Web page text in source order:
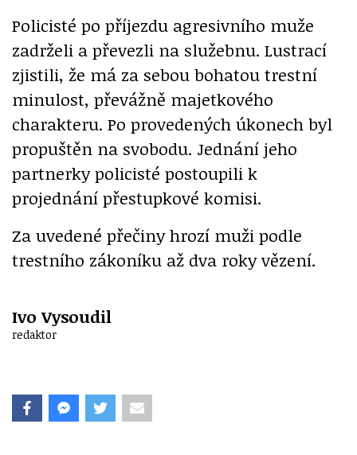
Policisté po příjezdu agresivního muže
zadrželi a převezli na služebnu. Lustrací
zjistili, že má za sebou bohatou trestní
minulost, převážně majetkového
charakteru. Po provedených úkonech byl
propuštěn na svobodu. Jednání jeho
partnerky policisté postoupili k
projednání přestupkové komisi.
Za uvedené přečiny hrozí muži podle
trestního zákoníku až dva roky vězení.
Ivo Vysoudil
redaktor